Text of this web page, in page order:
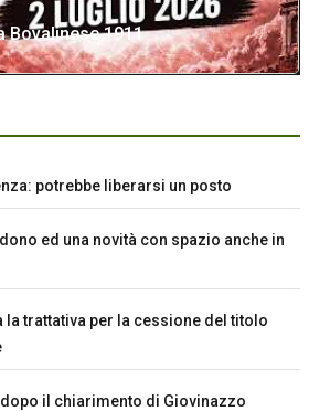
Bovalinese 1911
potrebbe liberarsi un posto
ed una novità con spazio anche in
la trattativa per la cessione del titolo
il chiarimento di Giovinazzo